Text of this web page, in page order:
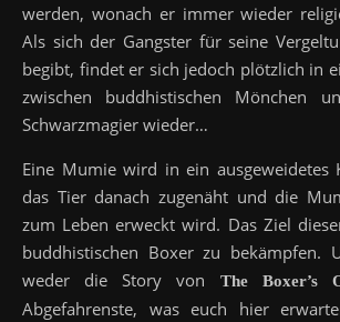
werden, wonach er immer wieder
Als sich der Gangster für seine
begibt, findet er sich jedoch plötzlich in
zwischen buddhistischen Mönchen
Schwarzmagier wieder…
Eine Mumie wird in ein ausgeweidetes
das Tier danach zugenäht und die
zum Leben erweckt wird. Das Ziel
buddhistischen Boxer zu bekämpfen.
weder die Story von
The Boxer’s
Abgefahrenste, was euch hier